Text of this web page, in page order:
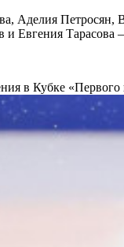
Аделия Петросян,
Евгения
в Кубке «Первого